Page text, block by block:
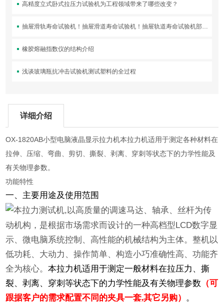
高精度立式卧式拉压力试验机为工程领域带来了哪些改变？
抽屉滑轨寿命试验机！抽屉滑道寿命试验机！抽屉轨道寿命试验机部分客户订购！
橡胶熔融指数仪的结构介绍
浅谈玻璃瓶抗冲击试验机测试塑料的全过程
详细介绍
OX-1820AB小型电脑液晶显示拉力机本拉力机适用于测定各种材料在
拉伸、压缩、弯曲、剪切、撕裂、剥离、穿刺等状态下的力学性能及
有关物理参数。
功能特性
一、主要用途及使用范围
本拉力测试机,以高质量的调速马达、轴承、丝杆为传
动机构，是根据市场需求而设计的一种高档型LCD数字显
示、微电脑系统控制、高性能的机械结构为主体。整机以
低功耗、大动力、操作简单、构造小巧准确性高、功能齐
全为核心。本拉力机适用于测定一般材料在拉压力、撕
裂、剥离、穿刺等状态下的力学性能及有关物理参数 （可
跟据客户的需求配置不同的夹具一套,其它另购） 。